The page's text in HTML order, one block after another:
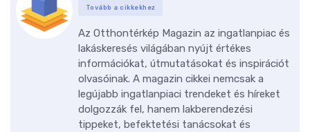
Tovább a cikkekhez
Az Otthontérkép Magazin az ingatlanpiac és
lakáskeresés világában nyújt értékes
információkat, útmutatásokat és inspirációt
olvasóinak. A magazin cikkei nemcsak a
legújabb ingatlanpiaci trendeket és híreket
dolgozzák fel, hanem lakberendezési
tippeket, befektetési tanácsokat és